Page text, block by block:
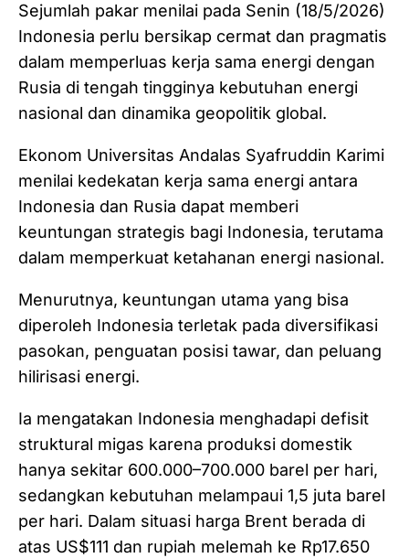
Sejumlah pakar menilai pada Senin (18/5/2026)
Indonesia perlu bersikap cermat dan pragmatis
dalam memperluas kerja sama energi dengan
Rusia di tengah tingginya kebutuhan energi
nasional dan dinamika geopolitik global.
Ekonom Universitas Andalas Syafruddin Karimi
menilai kedekatan kerja sama energi antara
Indonesia dan Rusia dapat memberi
keuntungan strategis bagi Indonesia, terutama
dalam memperkuat ketahanan energi nasional.
Menurutnya, keuntungan utama yang bisa
diperoleh Indonesia terletak pada diversifikasi
pasokan, penguatan posisi tawar, dan peluang
hilirisasi energi.
Ia mengatakan Indonesia menghadapi defisit
struktural migas karena produksi domestik
hanya sekitar 600.000–700.000 barel per hari,
sedangkan kebutuhan melampaui 1,5 juta barel
per hari. Dalam situasi harga Brent berada di
atas US$111 dan rupiah melemah ke Rp17.650